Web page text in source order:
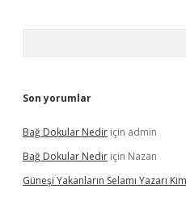
Son yorumlar
Bağ Dokular Nedir için admin
Bağ Dokular Nedir için Nazan
Güneşi Yakanların Selamı Yazarı